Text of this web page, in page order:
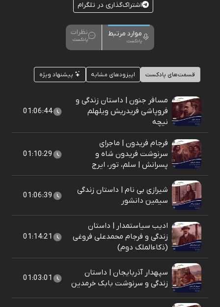
اشتراک‌گذاری در تلگرام
موارد مرتبط
پادکست
نظرات
پادکست
قسمت‌های پادکست اپیزودهای مشابه پیشنهاد ویژه
مسافر جنون | داستان زندگی و
فروپاشی فریدریش ویلهلم
نیچه
01:06:44
فرجام فریدون | ماجرای
سرنوشت فریدون شاه و
پسرانش | سلم، تور، ایرج
01:10:29
شیرازی بی نام | داستان زندگی
سیمین دانشور
01:06:39
ادیب سیاستمدار | داستان
زندگی و فرجام محمدعلی فروغی
(ذکاءالملک دوم)
01:14:21
سپهدار آذربایجان | داستان
زندگی و سرنوشت بابک خرمدین
01:03:01